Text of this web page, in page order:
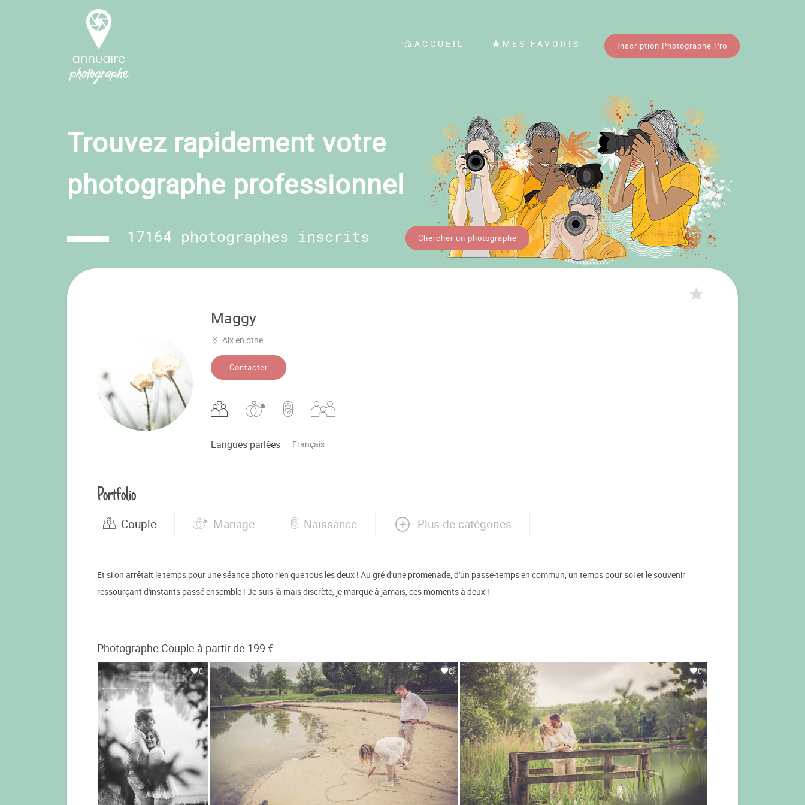
ACCUEIL MES FAVORIS Inscription Photographe Pro
Trouvez rapidement votre
photographe professionnel
17164 photographes inscrits Chercher un photographe
Maggy
Aix en othe
Contacter
Langues parlées Français
Portfolio
Couple Mariage Naissance Plus de catégories
Et si on arrêtait le temps pour une séance photo rien que tous les deux ! Au gré d'une promenade, d'un passe-temps en commun, un temps pour soi et le souvenir
ressourçant d'instants passé ensemble ! Je suis là mais discrète, je marque à jamais, ces moments à deux !
Photographe Couple à partir de 199 €
0 0 0